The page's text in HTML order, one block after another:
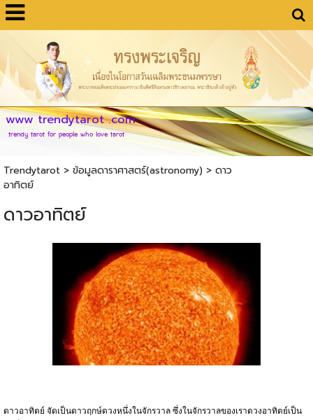
www trendytarot .com
trendy tarot for people who love tarot
Trendytarot> ข้อมูลดาราศาสตร์(astronomy) > ดาว
อาทิตย์
ดาวอาทิตย์
ดาวอาทิตย์ จัดเป็นดาวฤกษ์ดวงหนึ่งในจักรวาล ซึ่งในจักรวาลของเราดวงอาทิตย์เป็น